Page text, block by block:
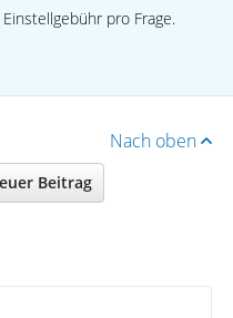
pro Frage.
Nach oben
Beitrag